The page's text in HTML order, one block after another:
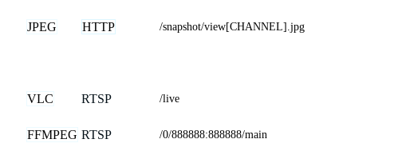
JPEG HTTP /snapshot/view[CHANNEL].jpg
VLC RTSP /live
FFMPEG RTSP /0/888888:888888/main